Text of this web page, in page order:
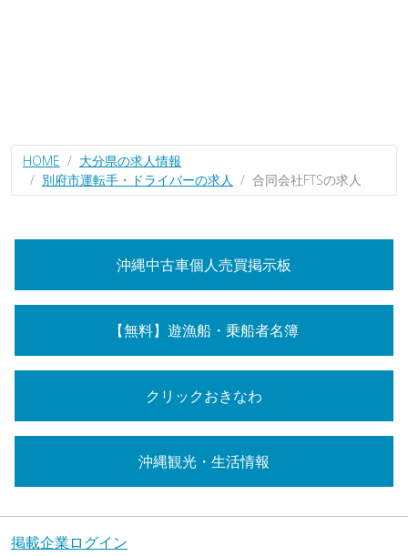
HOME
大分県の求人情報
別府市運転手・ドライバーの求人
合同会社FTSの求人
沖縄中古車個人売買掲示板
【無料】遊漁船・乗船者名簿
クリックおきなわ
沖縄観光・生活情報
掲載企業ログイン